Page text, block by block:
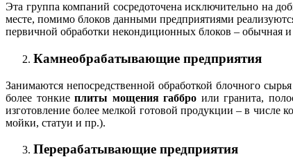
Эта группа компаний сосредоточена исключительно на
месте, помимо блоков данными предприятиями
первичной обработки некондиционных блоков – обычная и
Камнеобрабатывающие предприятия
Занимаются непосредственной обработкой блочного
более тонкие плиты мощения габбро или гранита,
изготовление более мелкой готовой продукции – в числе
мойки, статуи и пр.).
Перерабатывающие предприятия